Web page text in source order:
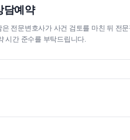
담예약
은 전문변호사가 사건 검토를 마친 뒤 전
시간 준수를 부탁드립니다.